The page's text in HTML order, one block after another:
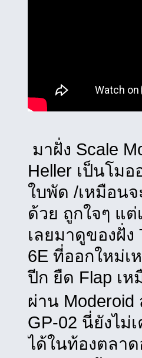
มาฝั่ง Scale
Heller เป็นโม
ใบพัด /เหมือน
ด้วย ถูกใจๆ แ
เลยมาดูของฝั่ง
6E ที่ออกใหม่เ
ปีก ยืด Flap เ
ผ่าน
GP-02 นี่ยังไม่
ได้ในท้องตลา